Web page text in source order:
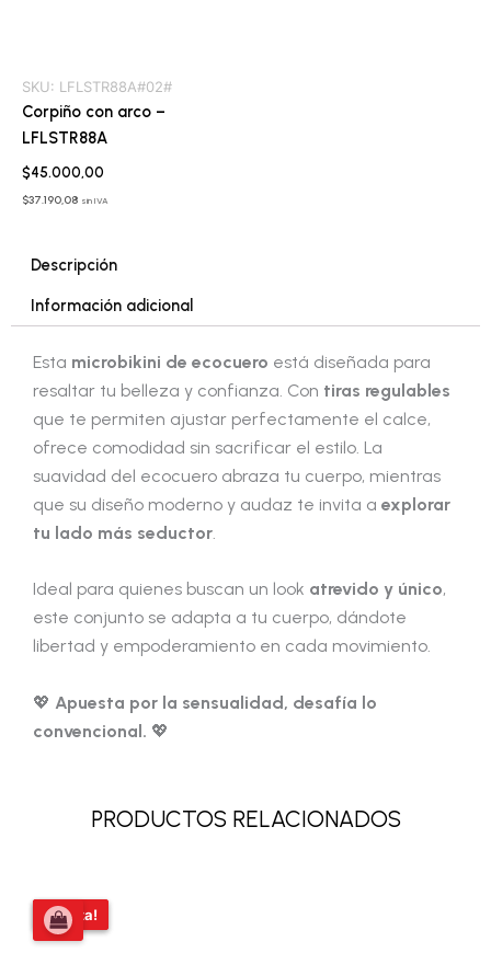
SKU: LFLSTR88A#02#
Corpiño con arco –
LFLSTR88A
$45.000,00
$37.190,08 sin IVA
Descripción
Información adicional
Esta microbikini de ecocuero está diseñada para
resaltar tu belleza y confianza. Con tiras regulables
que te permiten ajustar perfectamente el calce,
ofrece comodidad sin sacrificar el estilo. La
suavidad del ecocuero abraza tu cuerpo, mientras
que su diseño moderno y audaz te invita a explorar
tu lado más seductor
Ideal para quienes buscan un look atrevido y único,
este conjunto se adapta a tu cuerpo, dándote
libertad y empoderamiento en cada movimiento.
💖 Apuesta por la sensualidad, desafía lo
convencional. 💖
PRODUCTOS RELACIONADOS
¡Oferta!
¡Oferta!